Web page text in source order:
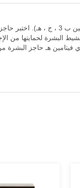
ب 3 (نياسيناميد) حاجز البشرة عن طريق
هـ حاجز البشرة